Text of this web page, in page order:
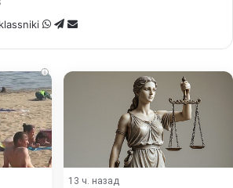
WhatsApp
Telegram
Share
i
13 ч. назад